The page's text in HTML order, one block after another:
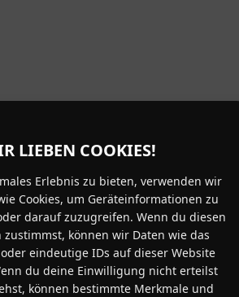
LIEBEN COOKIES!
Erlebnis zu bieten, verwenden wir
Cookies, um Geräteinformationen zu
darauf zuzugreifen. Wenn du diesen
zustimmst, können wir Daten wie das
eindeutige IDs auf dieser Website
du deine Einwilligung nicht erteilst
können bestimmte Merkmale und